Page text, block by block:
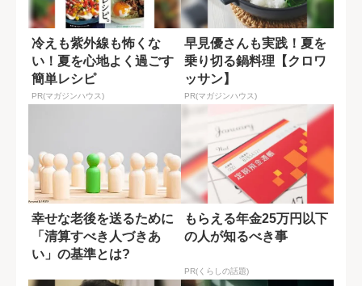
冷えも紫外線も怖くな
い！夏を心地よく過ごす
簡単レシピ
PR(マガジンハウス)
早見優さんも実践！夏を
乗り切る鍋料理【クロワ
ッサン】
PR(マガジンハウス)
幸せな老後を送るために
「清算すべき人づきあ
い」の基準とは?
もらえる年金25万円以下
の人が知るべき事
PR(くらしの話題)